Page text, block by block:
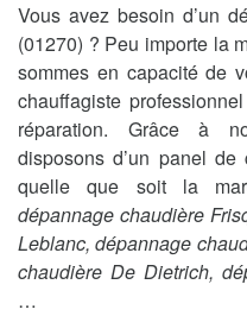
Vous avez besoin d’un
(01270) ? Peu importe la
sommes en capacité de
chauffagiste
réparation. Grâce à
disposons d’un panel
quelle que soit la
dépannage chaudière
Leblanc, dépannage
chaudière De Dietrich,
…